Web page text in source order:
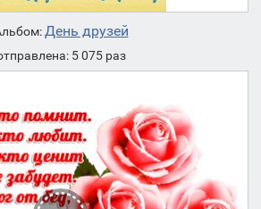
День друзей
5 075 раз